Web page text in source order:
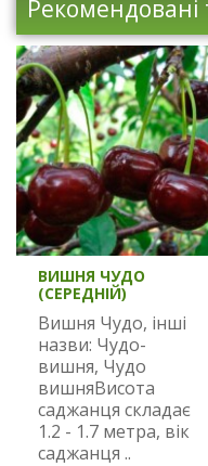
Рекомендовані
ВИШНЯ ЧУДО
(СЕРЕДНІЙ)
Вишня Чудо, інші
назви: Чудо-
вишня, Чудо
вишняВисота
саджанця складає
1.2 - 1.7 метра, вік
саджанця ..